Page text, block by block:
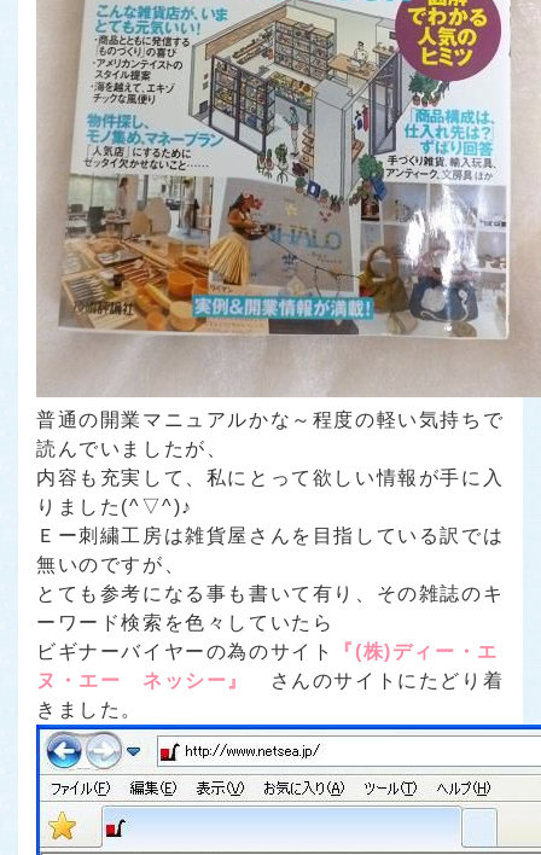
普通の開業マニュアルかな～程度の軽い気持ちで
読んでいましたが、
内容も充実して、私にとって欲しい情報が手に入
りました(^▽^)♪
Ｅー刺繍工房は雑貨屋さんを目指している訳では
無いのですが、
とても参考になる事も書いて有り、その雑誌のキ
ーワード検索を色々していたら
ビギナーバイヤーの為のサイト
『(株)ディー・エ
ヌ・エー ネッシー』
さんのサイトにたどり着
きました。